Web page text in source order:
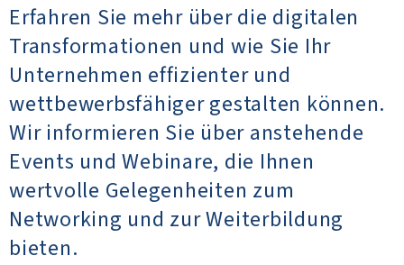
Erfahren Sie mehr über die digitalen
Transformationen und wie Sie Ihr
Unternehmen effizienter und
wettbewerbsfähiger gestalten können.
Wir informieren Sie über anstehende
Events und Webinare, die Ihnen
wertvolle Gelegenheiten zum
Networking und zur Weiterbildung
bieten.